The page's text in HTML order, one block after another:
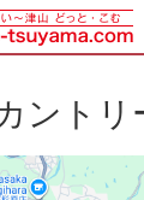
ントリ